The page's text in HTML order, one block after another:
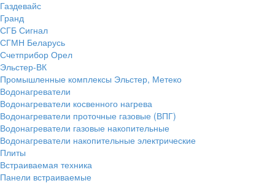
Газдевайс
Гранд
СГБ Сигнал
СГМН Беларусь
Счетприбор Орел
Эльстер-ВК
Промышленные комплексы Эльстер, Метеко
Водонагреватели
Водонагреватели косвенного нагрева
Водонагреватели проточные газовые (ВПГ)
Водонагреватели газовые накопительные
Водонагреватели накопительные электрические
Плиты
Встраиваемая техника
Панели встраиваемые